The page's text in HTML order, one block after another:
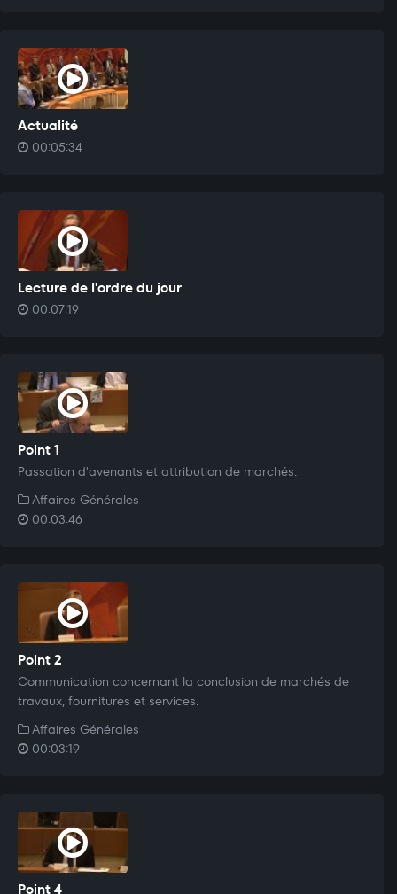
Actualité
00:05:34
Lecture de l'ordre du jour
00:07:19
Point 1
Passation d'avenants et attribution de marchés.
Affaires Générales
00:03:46
Point 2
Communication concernant la conclusion de marchés de
travaux, fournitures et services.
Affaires Générales
00:03:19
Point 4